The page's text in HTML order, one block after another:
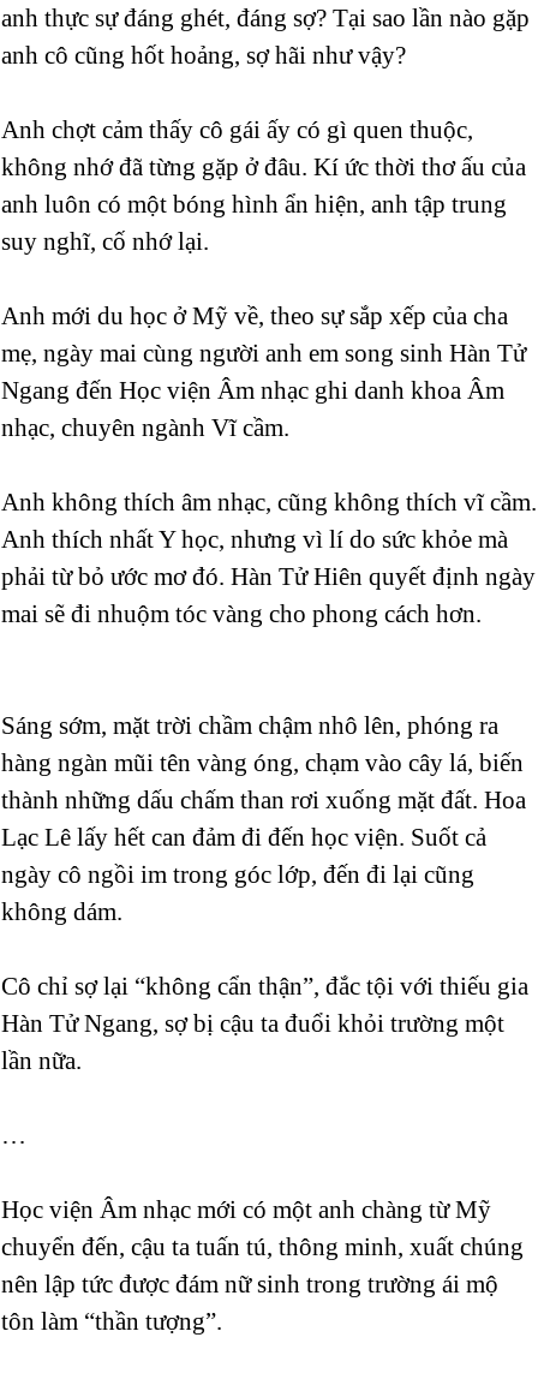
anh thực sự đáng ghét, đáng sợ? Tại sao lần nào gặp
anh cô cũng hốt hoảng, sợ hãi như vậy?
Anh chợt cảm thấy cô gái ấy có gì quen thuộc,
không nhớ đã từng gặp ở đâu. Kí ức thời thơ ấu của
anh luôn có một bóng hình ẩn hiện, anh tập trung
suy nghĩ, cố nhớ lại.
Anh mới du học ở Mỹ về, theo sự sắp xếp của cha
mẹ, ngày mai cùng người anh em song sinh Hàn Tử
Ngang đến Học viện Âm nhạc ghi danh khoa Âm
nhạc, chuyên ngành Vĩ cầm.
Anh không thích âm nhạc, cũng không thích vĩ cầm.
Anh thích nhất Y học, nhưng vì lí do sức khỏe mà
phải từ bỏ ước mơ đó. Hàn Tử Hiên quyết định ngày
mai sẽ đi nhuộm tóc vàng cho phong cách hơn.
Sáng sớm, mặt trời chầm chậm nhô lên, phóng ra
hàng ngàn mũi tên vàng óng, chạm vào cây lá, biến
thành những dấu chấm than rơi xuống mặt đất. Hoa
Lạc Lê lấy hết can đảm đi đến học viện. Suốt cả
ngày cô ngồi im trong góc lớp, đến đi lại cũng
không dám.
Cô chỉ sợ lại “không cẩn thận”, đắc tội với thiếu gia
Hàn Tử Ngang, sợ bị cậu ta đuổi khỏi trường một
lần nữa.
…
Học viện Âm nhạc mới có một anh chàng từ Mỹ
chuyển đến, cậu ta tuấn tú, thông minh, xuất chúng
nên lập tức được đám nữ sinh trong trường ái mộ
tôn làm “thần tượng”.